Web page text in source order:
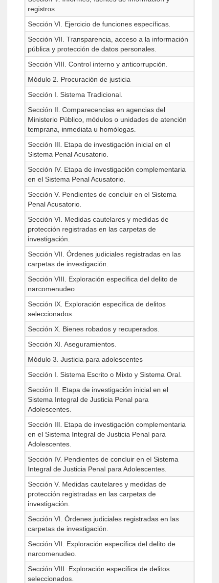
registros.
Sección VI. Ejercicio de funciones específicas.
Sección VII. Transparencia, acceso a la información
pública y protección de datos personales.
Sección VIII. Control interno y anticorrupción.
Módulo 2. Procuración de justicia
Sección I. Sistema Tradicional.
Sección II. Comparecencias en agencias del
Ministerio Público, módulos o unidades de atención
temprana, inmediata u homólogas.
Sección III. Etapa de investigación inicial en el
Sistema Penal Acusatorio.
Sección IV. Etapa de investigación complementaria
en el Sistema Penal Acusatorio.
Sección V. Pendientes de concluir en el Sistema
Penal Acusatorio.
Sección VI. Medidas cautelares y medidas de
protección registradas en las carpetas de
investigación.
Sección VII. Órdenes judiciales registradas en las
carpetas de investigación.
Sección VIII. Exploración específica del delito de
narcomenudeo.
Sección IX. Exploración específica de delitos
seleccionados.
Sección X. Bienes robados y recuperados.
Sección XI. Aseguramientos.
Módulo 3. Justicia para adolescentes
Sección I. Sistema Escrito o Mixto y Sistema Oral.
Sección II. Etapa de investigación inicial en el
Sistema Integral de Justicia Penal para
Adolescentes.
Sección III. Etapa de investigación complementaria
en el Sistema Integral de Justicia Penal para
Adolescentes.
Sección IV. Pendientes de concluir en el Sistema
Integral de Justicia Penal para Adolescentes.
Sección V. Medidas cautelares y medidas de
protección registradas en las carpetas de
investigación.
Sección VI. Órdenes judiciales registradas en las
carpetas de investigación.
Sección VII. Exploración específica del delito de
narcomenudeo.
Sección VIII. Exploración específica de delitos
seleccionados.